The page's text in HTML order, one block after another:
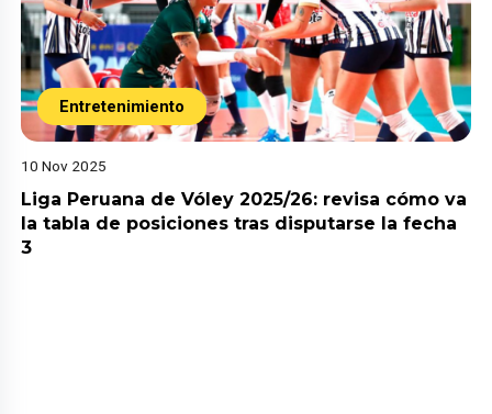
Entretenimiento
10 Nov 2025
Liga Peruana de Vóley 2025/26: revisa cómo va
la tabla de posiciones tras disputarse la fecha
3